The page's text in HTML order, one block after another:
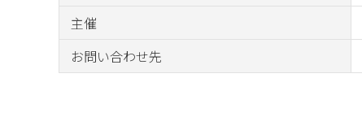
主催
お問い合わせ先